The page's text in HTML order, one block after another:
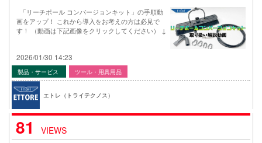
「リーチポール コンバージョンキット」の手順動
画をアップ！ これから導入をお考えの方は必見で
す！ （動画は下記画像をクリックしてください） ↓
2026/01/30 14:23
製品・サービス ツール・用具用品
エトレ（トライテクノス）
81
VIEWS